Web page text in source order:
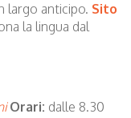
largo anticipo. Sito
la lingua dal
Orari: dalle 8.30